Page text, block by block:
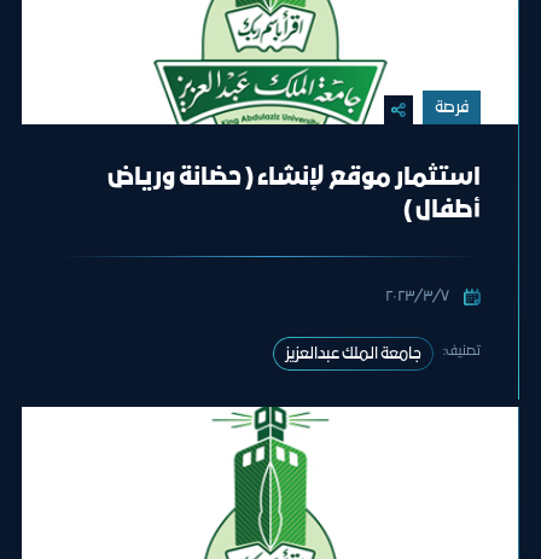
فرصة
استثمار موقع لإنشاء ( حضانة ورياض
أطفال )
٧‏/٣‏/٢٠٢٣
تصنيف: جامعة الملك عبدالعزيز